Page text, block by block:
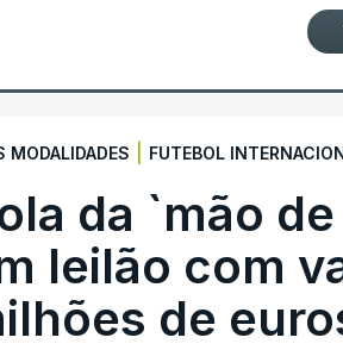
MODALIDADES FUTEBOL
da `mão
leilão com
de